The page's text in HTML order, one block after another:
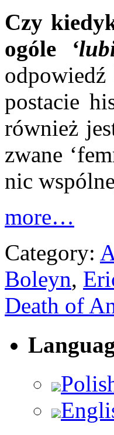
Czy
ogóle
postacie
również
zwane
nic
more…
Category:
Boleyn,
Death of